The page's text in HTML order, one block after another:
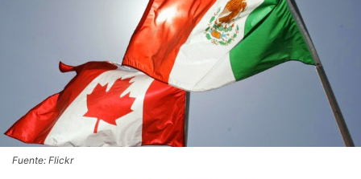
Fuente: Flickr